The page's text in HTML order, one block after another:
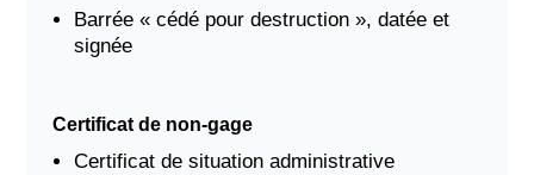
Barrée « cédé pour destruction », datée et
signée
Certificat de non-gage
Certificat de situation administrative